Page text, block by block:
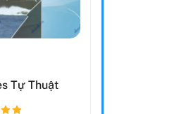
Tự Thuật